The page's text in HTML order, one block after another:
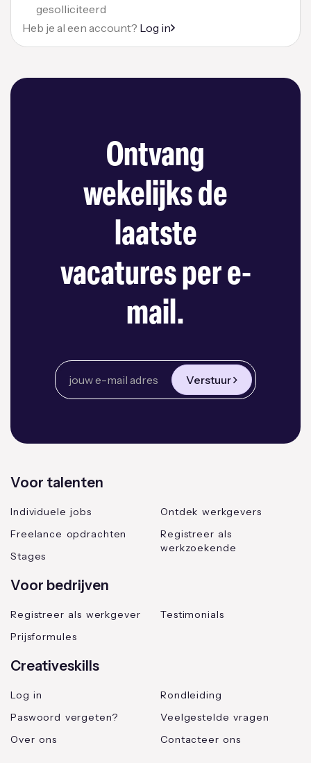
gesolliciteerd
Heb je al een account? Log in
Ontvang
wekelijks de
laatste
vacatures per e-
mail.
Verstuur
Voor talenten
Individuele jobs
Freelance opdrachten
Stages
Ontdek werkgevers
Registreer als
werkzoekende
Voor bedrijven
Registreer als werkgever
Prijsformules
Testimonials
Creativeskills
Log in
Paswoord vergeten?
Over ons
Rondleiding
Veelgestelde vragen
Contacteer ons